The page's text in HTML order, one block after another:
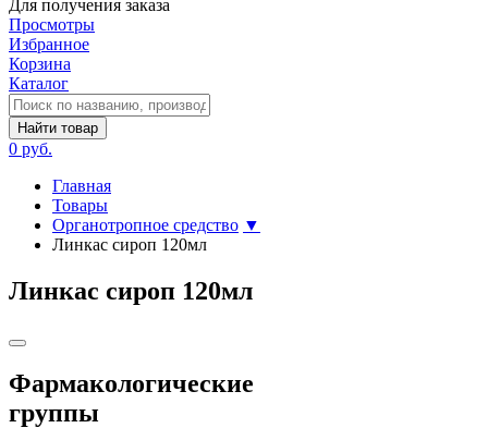
Для получения заказа
Просмотры
Избранное
Корзина
Каталог
Найти товар
0 руб.
Главная
Товары
Органотропное средство ▼
Линкас сироп 120мл
Линкас сироп 120мл
Фармакологические
группы